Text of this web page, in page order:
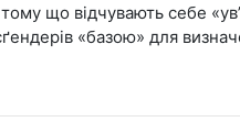
що відчувають себе
«базою» для